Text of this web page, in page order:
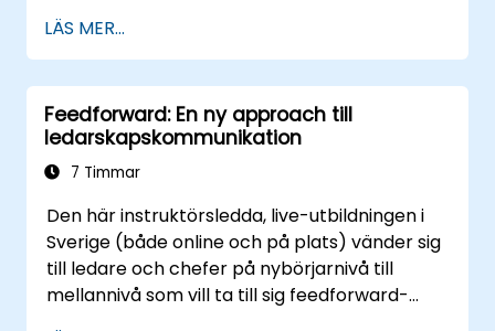
teaminteraktioner.
Strukturera idéer effektivt i möten, e-
postmeddelanden och presentationer.
Uppmuntra påståndskap och förmåga
att ge och ta emot feedback
konstruktivt.
konfliktsituationer, förhandlingar och
teamarbete.
LÄS MER...
Feedforward: En ny approach till
ledarskapskommunikation
7 Timmar
Den här instruktörsledda, live-utbildningen i
Sverige (både online och på plats) vänder sig
till ledare och chefer på nybörjarnivå till
mellannivå som vill ta till sig feedforward-